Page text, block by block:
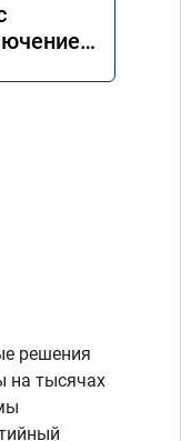
решения
на тысячах